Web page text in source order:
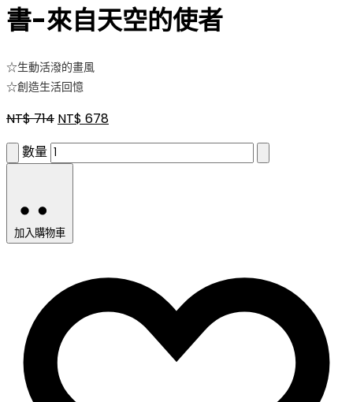
書-來自天空的使者
☆生動活潑的畫風
☆創造生活回憶
NT$714 NT$ 678
數量
加入購物車